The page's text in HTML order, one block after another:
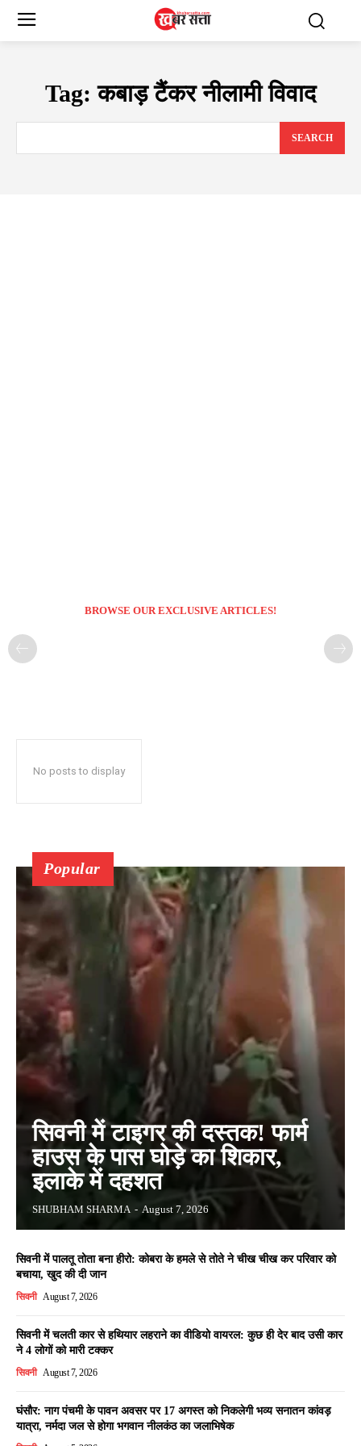
Tag:कबाड़ टैंकर नीलामी विवाद
SEARCH
BROWSE OUR EXCLUSIVE ARTICLES!
No posts to display
Popular
सिवनी में टाइगर की दस्तक! फार्म
हाउस के पास घोड़े का शिकार,
इलाके में दहशत
SHUBHAM SHARMA - August 7, 2026
सिवनी में पालतू तोता बना हीरो: कोबरा के हमले से तोते ने चीख चीख कर परिवार को
बचाया, खुद की दी जान
सिवनी August 7, 2026
सिवनी में चलती कार से हथियार लहराने का वीडियो वायरल: कुछ ही देर बाद उसी कार
ने 4 लोगों को मारी टक्कर
सिवनी August 7, 2026
घंसौर: नाग पंचमी के पावन अवसर पर 17 अगस्त को निकलेगी भव्य सनातन कांवड़
यात्रा, नर्मदा जल से होगा भगवान नीलकंठ का जलाभिषेक